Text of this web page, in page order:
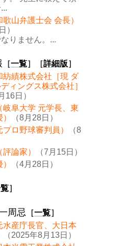
山弁護士会 会長）
）
なりません。...
［一覧］［詳細版］
紡績株式会社［現 ダ
ィングス株式会社］
16日）
岐阜大学 元学長、東
（8月28日）
ロ野球審判員）
（8
論家）
（7月15日）
（4月28日）
］
周忌 ［一覧］
水産庁長官、大日本
（2025年8月13日）